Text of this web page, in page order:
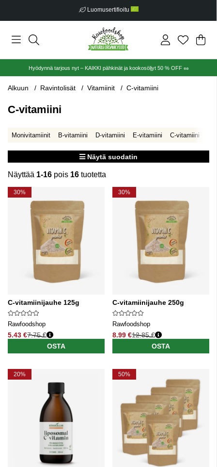
Luomusertifioitu
.
Hyödynnä tarjous nyt – KAIKKI pähkinät ja kookosöljyt 50 % OFF 🥜
Alkuun Ravintolisät Vitamiinit C-vitamiini
C-vitamiini
Monivitamiinit B-vitamiini D-vitamiini E-vitamiini C-vitamiini
Näytä suodatin
Näyttää 1-16 pois 16 tuotetta
Tuotteet
30%
C-vitamiinijauhe 125g
Rawfoodshop
5.43 €
Normaali hinta
7.75 €
OSTA
30%
C-vitamiinijauhe 250g
Rawfoodshop
8.99 €
Normaali hinta
12.85 €
OSTA
20% 50%